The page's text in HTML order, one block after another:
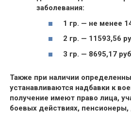
заболевания:
1 гр. — не менее
2 гр. — 11593,56
3 гр. — 8695,17
Также при наличии
устанавливаются надбавки к
получение имеют право лица,
боевых действиях, пенсионеры,